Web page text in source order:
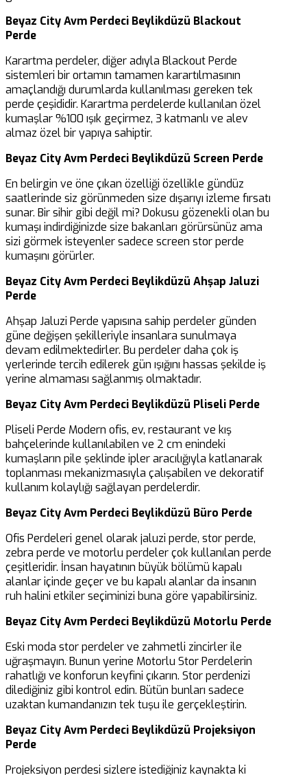
Beyaz City Avm Perdeci Beylikdüzü Blackout
Perde
Karartma perdeler, diğer adıyla Blackout Perde
sistemleri bir ortamın tamamen karartılmasının
amaçlandığı durumlarda kullanılması gereken tek
perde çeşididir. Karartma perdelerde kullanılan özel
kumaşlar %100 ışık geçirmez, 3 katmanlı ve alev
almaz özel bir yapıya sahiptir.
Beyaz City Avm Perdeci Beylikdüzü Screen Perde
En belirgin ve öne çıkan özelliği özellikle gündüz
saatlerinde siz görünmeden size dışarıyı izleme fırsatı
sunar. Bir sihir gibi değil mi? Dokusu gözenekli olan bu
kumaşı indirdiğinizde size bakanları görürsünüz ama
sizi görmek isteyenler sadece screen stor perde
kumaşını görürler.
Beyaz City Avm Perdeci Beylikdüzü Ahşap Jaluzi
Perde
Ahşap Jaluzi Perde yapısına sahip perdeler günden
güne değişen şekilleriyle insanlara sunulmaya
devam edilmektedirler. Bu perdeler daha çok iş
yerlerinde tercih edilerek gün ışığını hassas şekilde iş
yerine almaması sağlanmış olmaktadır.
Beyaz City Avm Perdeci Beylikdüzü Pliseli Perde
Pliseli Perde Modern ofis, ev, restaurant ve kış
bahçelerinde kullanılabilen ve 2 cm enindeki
kumaşların pile şeklinde ipler aracılığıyla katlanarak
toplanması mekanizmasıyla çalışabilen ve dekoratif
kullanım kolaylığı sağlayan perdelerdir.
Beyaz City Avm Perdeci Beylikdüzü Büro Perde
Ofis Perdeleri genel olarak jaluzi perde, stor perde,
zebra perde ve motorlu perdeler çok kullanılan perde
çeşitleridir. İnsan hayatının büyük bölümü kapalı
alanlar içinde geçer ve bu kapalı alanlar da insanın
ruh halini etkiler seçiminizi buna göre yapabilirsiniz.
Beyaz City Avm Perdeci Beylikdüzü Motorlu Perde
Eski moda stor perdeler ve zahmetli zincirler ile
uğraşmayın. Bunun yerine Motorlu Stor Perdelerin
rahatlığı ve konforun keyfini çıkarın. Stor perdenizi
dilediğiniz gibi kontrol edin. Bütün bunları sadece
uzaktan kumandanızın tek tuşu ile gerçekleştirin.
Beyaz City Avm Perdeci Beylikdüzü Projeksiyon
Perde
Projeksiyon perdesi sizlere istediğiniz kaynakta ki